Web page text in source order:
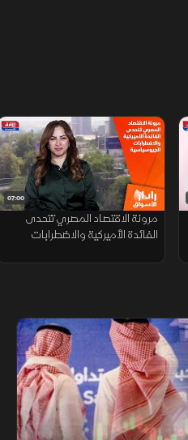
07:00
مرونة الاقتصاد المصري تتحدى
الفائدة الأميركية والاضطرابات